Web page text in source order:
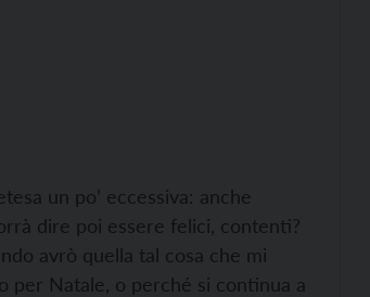
un po’ eccessiva: anche
dire poi essere felici, contenti?
avrò quella tal cosa che mi
per Natale, o perché si continua a